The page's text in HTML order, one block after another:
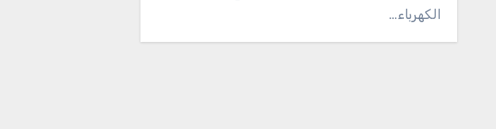
الكهرباء…